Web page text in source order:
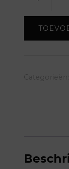
aantal